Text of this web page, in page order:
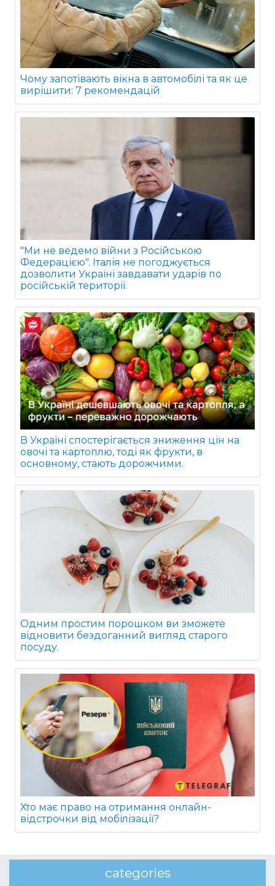
Чому запотівають вікна в автомобілі та як це
вирішити: 7 рекомендацій
"Ми не ведемо війни з Російською
Федерацією". Італія не погоджується
дозволити Україні завдавати ударів по
російській території.
В Україні спостерігається зниження цін на
овочі та картоплю, тоді як фрукти, в
основному, стають дорожчими.
Одним простим порошком ви зможете
відновити бездоганний вигляд старого
посуду.
Хто має право на отримання онлайн-
відстрочки від мобілізації?
categories